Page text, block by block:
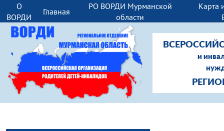
О
ВОРДИ
Главная
РО ВОРДИ Мурманской
области
Карта
и